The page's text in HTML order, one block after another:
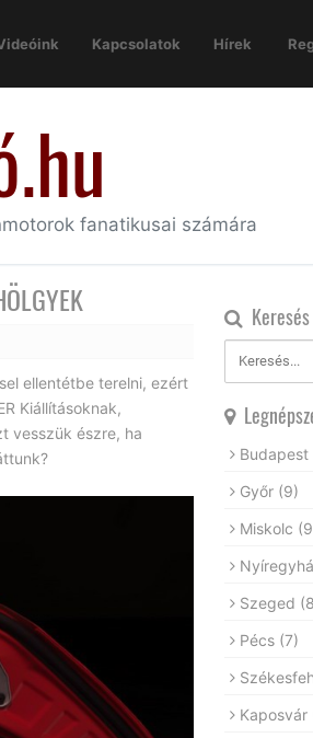
Kapcsolatok Hírek
fanatikusai számára
ellentétbe terelni, ezért
Kiállításoknak,
vesszük észre, ha
Keresés
Budapest
Győr (9)
Miskolc
Szeged
Pécs (7)
Kaposvár